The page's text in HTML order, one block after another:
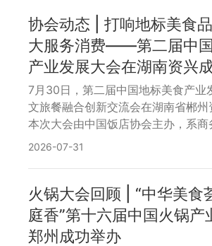
店、小吊梨汤、武圣羊汤的会员企业
议。
协会动态 | 打响地标美食
大服务消费——第二届中
产业发展大会在湖南资兴
7月30日，第二届中国地标美食产业
文旅餐融合创新交流会在湖南省郴州
本次大会由中国饭店协会主办，系商
文化季”促消费重点活动，也是工业
进服务业扩能提质的意见》精神，
进行动，推动地标美食产业化、标准
展，助力乡村振兴与餐饮消费提质扩
2026-07-31
火锅大会回顾 | “中华美
庭香”第十六届中国火锅产
郑州成功举办